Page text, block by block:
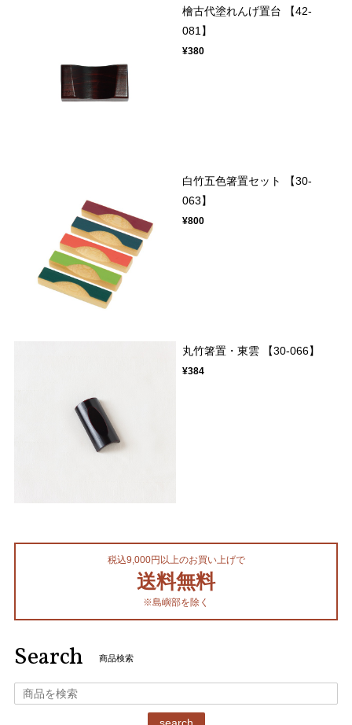
檜古代塗れんげ置台 【42-
081】
¥380
白竹五色箸置セット 【30-
063】
¥800
丸竹箸置・東雲 【30-066】
¥384
税込9,000円以上のお買い上げで
送料無料
※島嶼部を除く
Search 商品検索